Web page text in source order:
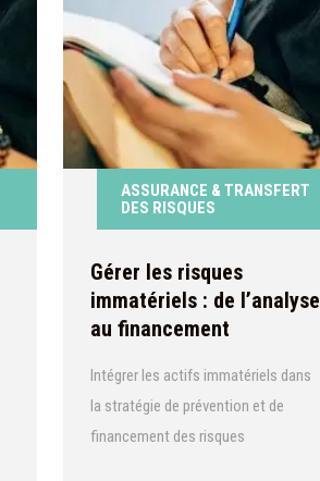
ASSURANCE & TRANSFERT
DES RISQUES
Gérer les risques
immatériels : de l’analyse
au financement
Intégrer les actifs immatériels dans
la stratégie de prévention et de
financement des risques